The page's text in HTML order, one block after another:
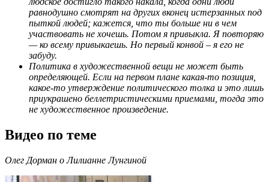
равнодушно смотрят на других вконец истерзанных под
пыткой людей; кажется, что ты больше ни в чем
участвовать не хочешь. Потом я привыкла. Я повторяю
— ко всему привыкаешь. Но первый конвой – я его не
забуду.
Политика в художественной вещи не может быть
определяющей. Если на первом плане какая-то позиция,
какое-то утверждение политического толка и это лишь
приукрашено беллетристическими приемами, тогда это
не художественное произведение.
Видео по теме
Олег Дорман о Лилианне Лунгиной